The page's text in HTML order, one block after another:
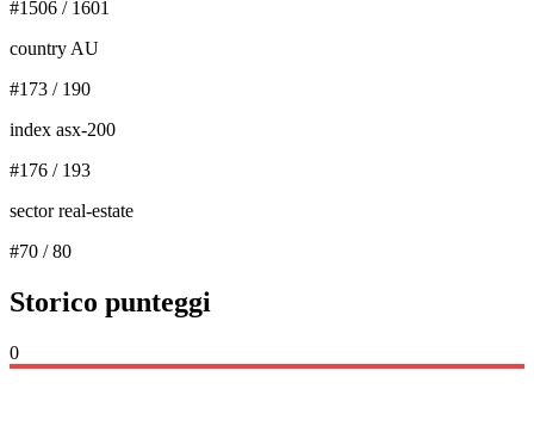
#1506 / 1601
country AU
#173 / 190
index asx-200
#176 / 193
sector real-estate
#70 /80
Storico punteggi
0